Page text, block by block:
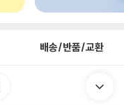
배송/반품/교환